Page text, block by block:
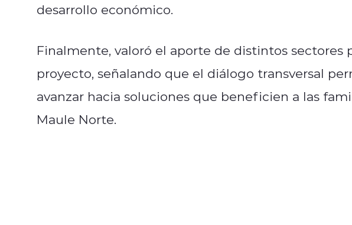
desarrollo económico.
Finalmente, valoró el aporte de distintos sectores
proyecto, señalando que el diálogo transversal
avanzar hacia soluciones que beneficien a las
Maule Norte.